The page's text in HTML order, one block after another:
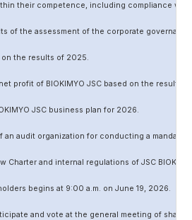
their competence, including compliance
of the assessment of the corporate
on the results of 2025.
profit of BIOKIMYO JSC based on the results
JSC business plan for 2026.
an audit organization for conducting a
Charter and internal regulations of JSC
begins at 9:00 a.m. on June 19, 2026.
and vote at the general meeting of